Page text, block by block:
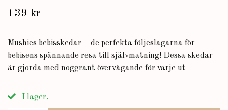
139 kr
Mushies bebisskedar – de perfekta följeslagarna för
bebisens spännande resa till självmatning! Dessa skedar
är gjorda med noggrant övervägande för varje ut
I lager.